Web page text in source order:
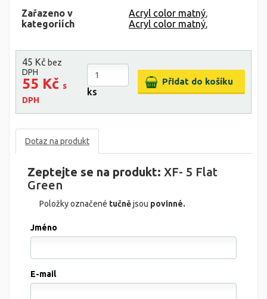
Zařazeno v
kategoriích
Acryl color matný,
Acryl color matný,
45 Kč bez
DPH
55 Kč s
DPH
ks
Dotaz na produkt
Zeptejte se na produkt: XF- 5 Flat
Green
Položky označené tučnějsou povinné.
Jméno
E-mail